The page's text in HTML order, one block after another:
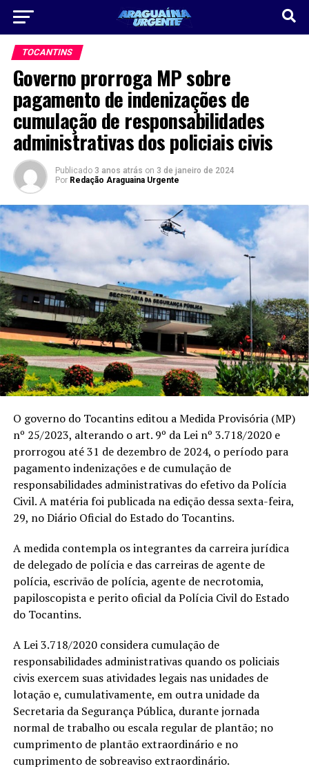
TOCANTINS
Governo prorroga MP sobre
pagamento de indenizações de
cumulação de responsabilidades
administrativas dos policiais civis
Publicado 3 anos atrás on 3 de janeiro de 2024
Por Redação Araguaina Urgente
O governo do Tocantins editou a Medida Provisória (MP)
nº 25/2023, alterando o art. 9º da Lei nº 3.718/2020 e
prorrogou até 31 de dezembro de 2024, o período para
pagamento indenizações e de cumulação de
responsabilidades administrativas do efetivo da Polícia
Civil. A matéria foi publicada na edição dessa sexta-feira,
29, no Diário Oficial do Estado do Tocantins.
A medida contempla os integrantes da carreira jurídica
de delegado de polícia e das carreiras de agente de
polícia, escrivão de polícia, agente de necrotomia,
papiloscopista e perito oficial da Polícia Civil do Estado
do Tocantins.
A Lei 3.718/2020 considera cumulação de
responsabilidades administrativas quando os policiais
civis exercem suas atividades legais nas unidades de
lotação e, cumulativamente, em outra unidade da
Secretaria da Segurança Pública, durante jornada
normal de trabalho ou escala regular de plantão; no
cumprimento de plantão extraordinário e no
cumprimento de sobreaviso extraordinário.